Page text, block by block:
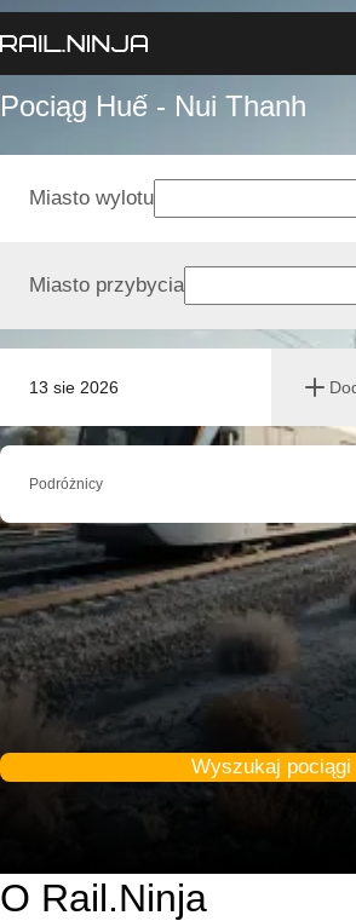
Pociąg Huế - Nui Thanh
13 sie 2026
Miasto wylotu
Miasto przybycia
Podróżnicy
Wyszukaj pociągi
O Rail.Ninja